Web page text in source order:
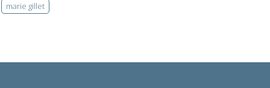
marie gillet